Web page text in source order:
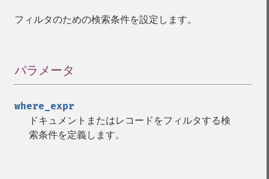
フィルタのための検索条件を設定します。
パラメータ
where_expr
ドキュメントまたはレコードをフィルタする検
索条件を定義します。